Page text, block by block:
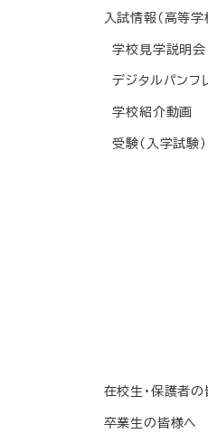
入試情報(高等学
学校見学説明会
デジタルパンフ
学校紹介動画
受験(入学試験)
在校生・保護者
卒業生の皆様へ